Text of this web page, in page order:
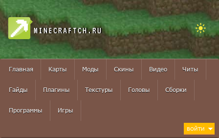
MINECRAFTCH.RU
Главная Карты Моды Скины Видео Читы
Гайды Плагины Текстуры Головы Сборки
Программы Игры
ВОЙТИ